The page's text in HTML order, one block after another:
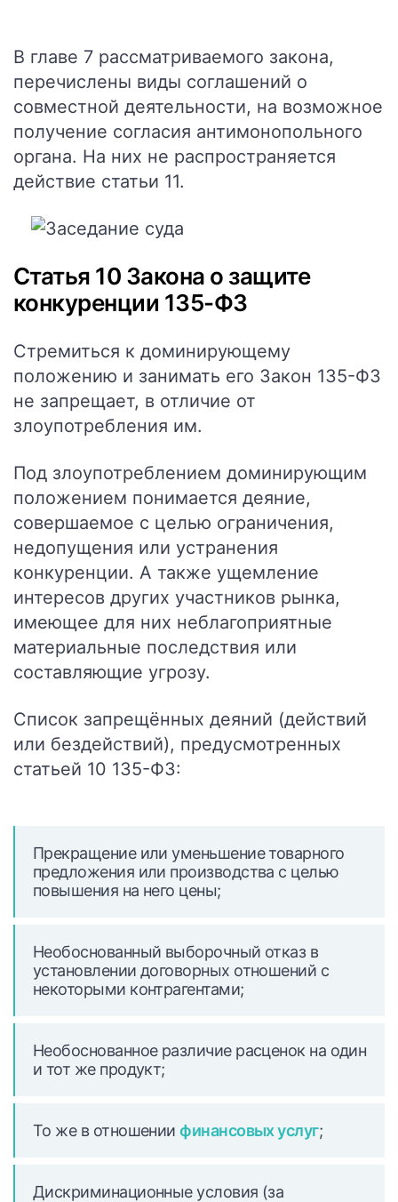
В главе 7 рассматриваемого закона,
перечислены виды соглашений о
совместной деятельности, на возможное
получение согласия антимонопольного
органа. На них не распространяется
действие статьи 11.
Статья 10 Закона о защите
конкуренции 135-ФЗ
Стремиться к доминирующему
положению и занимать его Закон 135-ФЗ
не запрещает, в отличие от
злоупотребления им.
Под злоупотреблением доминирующим
положением понимается деяние,
совершаемое с целью ограничения,
недопущения или устранения
конкуренции. А также ущемление
интересов других участников рынка,
имеющее для них неблагоприятные
материальные последствия или
составляющие угрозу.
Список запрещённых деяний (действий
или бездействий), предусмотренных
статьей 10 135-ФЗ:
Прекращение или уменьшение товарного
предложения или производства с целью
повышения на него цены;
Необоснованный выборочный отказ в
установлении договорных отношений с
некоторыми контрагентами;
Необоснованное различие расценок на один
и тот же продукт;
То же в отношениифинансовых услуг;
Дискриминационные условия (за